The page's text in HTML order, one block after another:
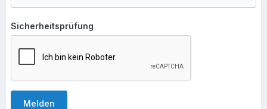
Sicherheitsprüfung
Melden